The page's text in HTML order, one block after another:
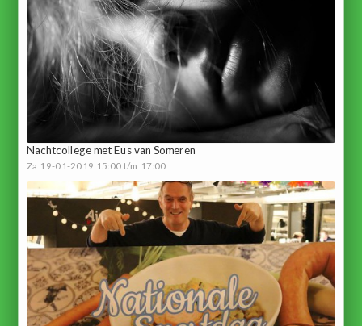
Nachtcollege met Eus van Someren
Za 19-01-2019 15:00 t/m 17:00